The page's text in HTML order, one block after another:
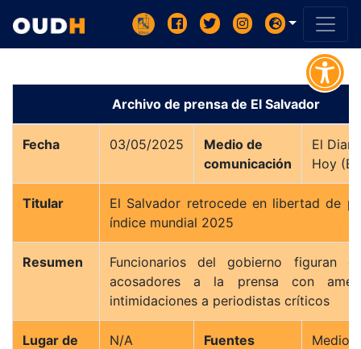
Archivo de prensa de El Salvador
Fecha 03/05/2025
Medio de
comunicación
El
Titular
El Salvador retrocede en libertad de
índice mundial 2025
Resumen
Funcionarios del gobierno figuran
acosadores a la prensa con
intimidaciones a periodistas críticos
Lugar de
N/A Fuentes